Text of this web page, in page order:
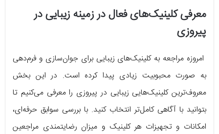
معرفی کلینیک‌های فعال در زمینه زیبایی در
پیروزی
امروزه مراجعه به کلینیک‌های زیبایی برای جوان‌سازی و فرم‌دهی
به صورت محبوبیت زیادی پیدا کرده است. در این بخش
معروف‌ترین کلینیک‌هایی زیبایی در پیروزی را معرفی می‌کنیم تا
بتوانید با آگاهی کامل‌تر انتخاب کنید. با بررسی سوابق حرفه‌ای،
امکانات و تجهیزات هر کلینیک و میزان رضایتمندی مراجعین